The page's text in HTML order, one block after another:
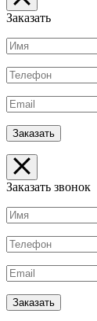
Заказать
Заказать звонок